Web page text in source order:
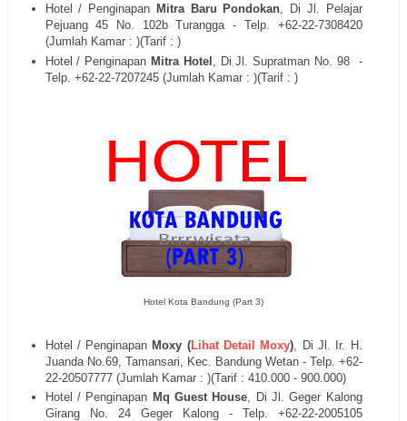
Hotel / Penginapan Mitra Baru Pondokan, Di Jl. Pelajar
Pejuang 45 No. 102b Turangga- Telp. +62-22-7308420
(Jumlah Kamar : )(Tarif : )
Hotel / Penginapan Mitra Hotel , DiJl. Supratman No. 98
-
Telp. +62-22-7207245(Jumlah Kamar : )(Tarif : )
Hotel Kota Bandung (Part 3)
Hotel / Penginapan Moxy (Lihat Detail Moxy) , Di Jl. Ir. H.
Juanda No.69, Tamansari, Kec. Bandung Wetan - Telp. +62-
22-20507777 (Jumlah Kamar : )(Tarif : 410.000 - 900.000)
Hotel / Penginapan Mq Guest House , Di Jl. Geger Kalong
Girang No. 24 Geger Kalong- Telp. +62-22-2005105